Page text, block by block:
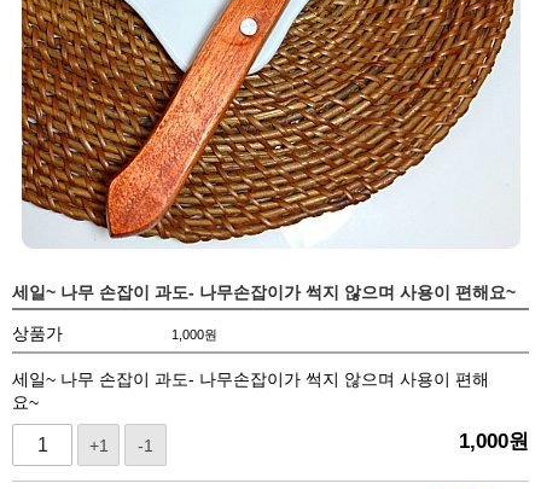
세일~ 나무 손잡이 과도- 나무손잡이가 썩지 않으며 사용이 편해요~
상품가 1,000원
세일~ 나무 손잡이 과도- 나무손잡이가 썩지 않으며 사용이 편해
요~
+1 -1 1,000원